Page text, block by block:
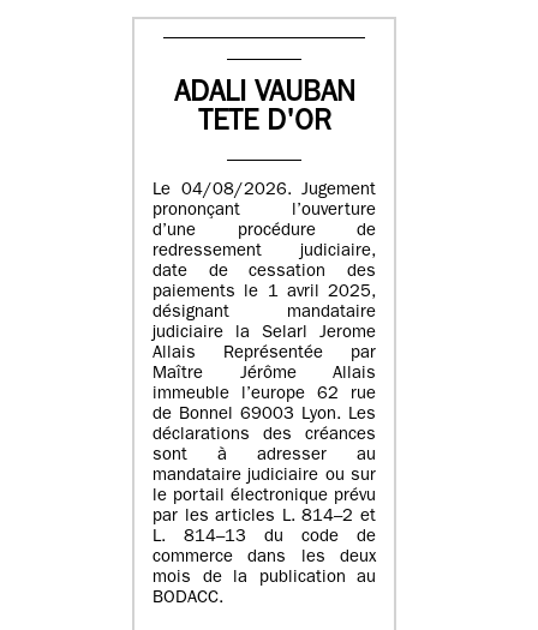
ADALI VAUBAN
TETE D'OR
Le 04/08/2026. Jugement
prononçant l’ouverture
d’une procédure de
redressement judiciaire,
date de cessation des
paiements le 1 avril 2025,
désignant mandataire
judiciaire la Selarl Jerome
Allais Représentée par
Maître Jérôme Allais
immeuble l’europe 62 rue
de Bonnel 69003 Lyon. Les
déclarations des créances
sont à adresser au
mandataire judiciaire ou sur
le portail électronique prévu
par les articles L. 814–2 et
L. 814–13 du code de
commerce dans les deux
mois de la publication au
BODACC.